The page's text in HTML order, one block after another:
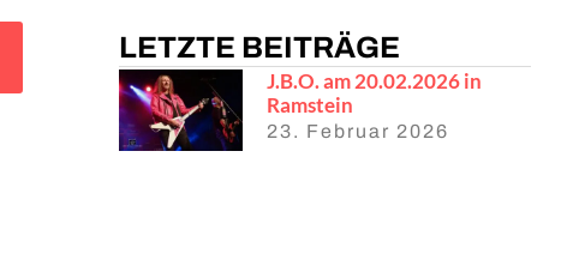
LETZTE BEITRÄGE
J.B.O. am 20.02.2026 in
Ramstein
23. Februar 2026